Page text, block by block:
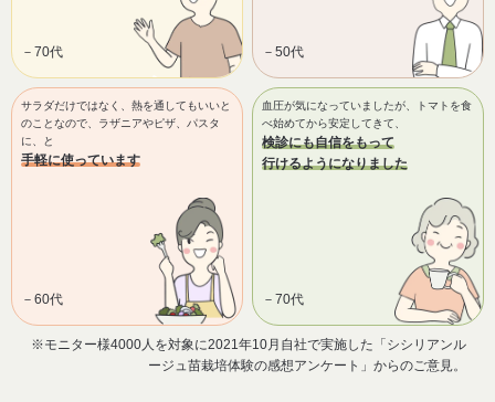
－70代 －50代
サラダだけではなく、熱を通してもいいと
のことなので、ラザニアやピザ、パスタ
に、と
手軽に使っています
－60代
血圧が気になっていましたが、トマトを食
べ始めてから安定してきて、
検診にも自信をもって
行けるようになりました
－70代
※モニター様4000人を対象に2021年10月自社で実施した「シシリアンル
ージュ苗栽培体験の感想アンケート」からのご意見。